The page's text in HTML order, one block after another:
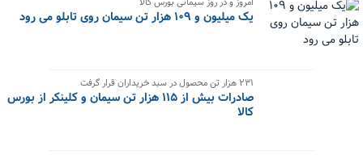
یک میلیون و ۱۰۹ هزار تن سیمان روی تابلو می رود
۲۳۱ هزار تن محصول در سبد خریداران قرار گرفت
صادرات بیش از ۱۱۵ هزار تن سیمان و کلینکر از بورس
کالا